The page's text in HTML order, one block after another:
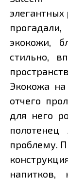
экокожи,
стильно,
Экокожа
отчего
для него
проблему.